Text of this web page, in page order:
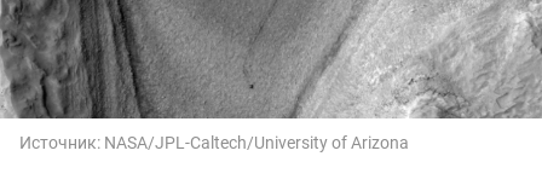
Источник: NASA/JPL-Caltech/University of Arizona